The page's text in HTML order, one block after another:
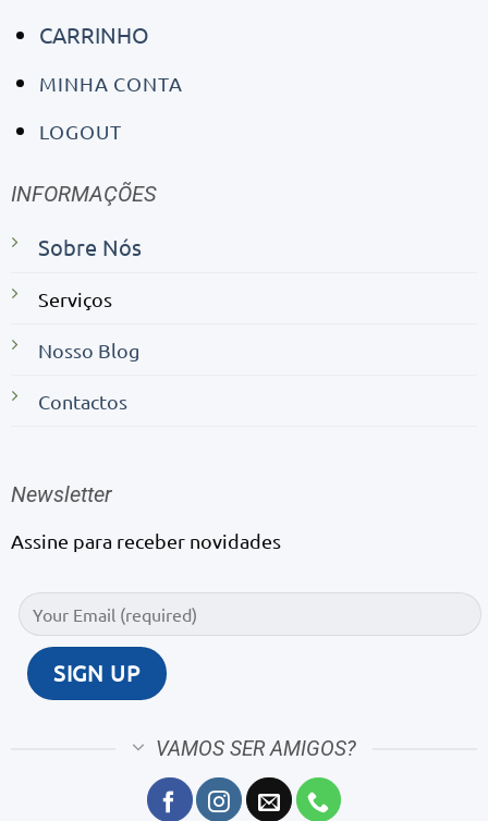
CARRINHO
MINHA CONTA
LOGOUT
INFORMAÇÕES
Sobre Nós
Serviços
Nosso Blog
Contactos
Newsletter
Assine para receber novidades
VAMOS SER AMIGOS?